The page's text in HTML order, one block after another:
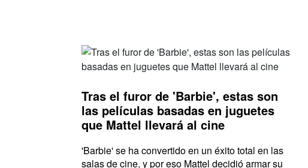
Tras el furor de 'Barbie', estas son
las películas basadas en juguetes
que Mattel llevará al cine
'Barbie' se ha convertido en un éxito total en las
salas de cine, y por eso Mattel decidió armar su